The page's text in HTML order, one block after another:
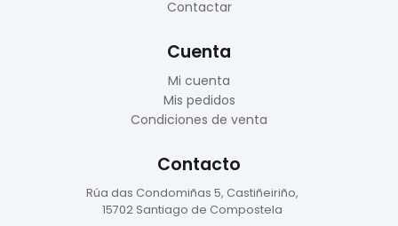
Contactar
Cuenta
Mi cuenta
Mis pedidos
Condiciones de venta
Contacto
Rúa das Condomiñas 5, Castiñeiriño,
15702 Santiago de Compostela